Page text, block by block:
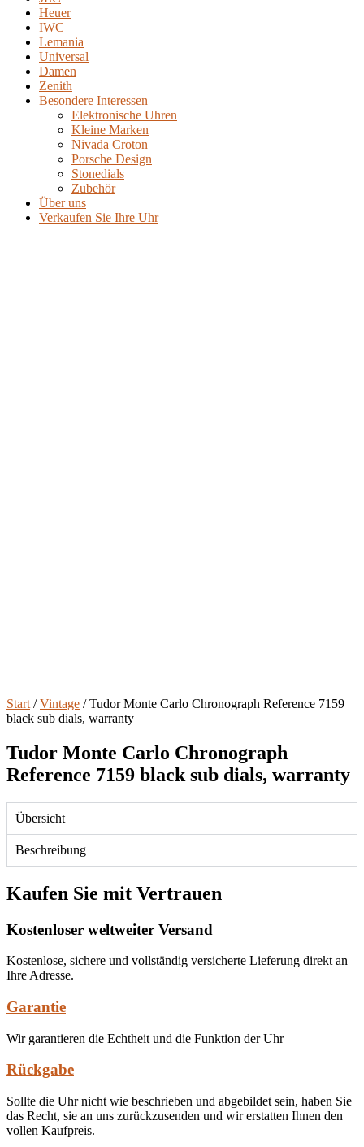
Heuer
IWC
Lemania
Universal
Damen
Zenith
Besondere Interessen
Elektronische Uhren
Kleine Marken
Nivada Croton
Porsche Design
Stonedials
Zubehör
Über uns
Verkaufen Sie Ihre Uhr
Start /Vintage / Tudor Monte Carlo Chronograph Reference 7159
black sub dials, warranty
Tudor Monte Carlo Chronograph
Reference 7159 black sub dials, warranty
Übersicht
Beschreibung
Kaufen Sie mit Vertrauen
Kostenloser weltweiter Versand
Kostenlose, sichere und vollständig versicherte Lieferung direkt an
Ihre Adresse.
Garantie
Wir garantieren die Echtheit und die Funktion der Uhr
Rückgabe
Sollte die Uhr nicht wie beschrieben und abgebildet sein, haben Sie
das Recht, sie an uns zurückzusenden und wir erstatten Ihnen den
vollen Kaufpreis.